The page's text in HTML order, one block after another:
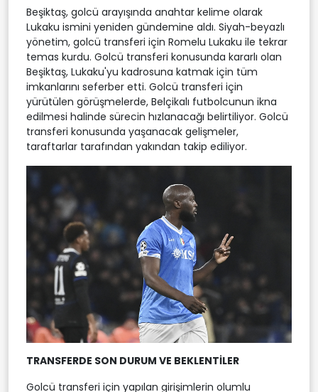
Beşiktaş, golcü arayışında anahtar kelime olarak
Lukaku ismini yeniden gündemine aldı. Siyah-beyazlı
yönetim, golcü transferi için Romelu Lukaku ile tekrar
temas kurdu. Golcü transferi konusunda kararlı olan
Beşiktaş, Lukaku'yu kadrosuna katmak için tüm
imkanlarını seferber etti. Golcü transferi için
yürütülen görüşmelerde, Belçikalı futbolcunun ikna
edilmesi halinde sürecin hızlanacağı belirtiliyor. Golcü
transferi konusunda yaşanacak gelişmeler,
taraftarlar tarafından yakından takip ediliyor.
TRANSFERDE SON DURUM VE BEKLENTİLER
Golcü transferi için yapılan girişimlerin olumlu